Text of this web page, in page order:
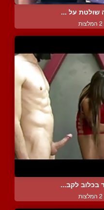
שולטת על ...
2 המלצות
בכלוב לקב...
2 המלצות